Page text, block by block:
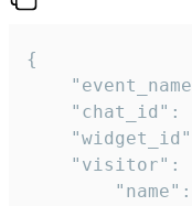
{
"chat_id":
"visitor":